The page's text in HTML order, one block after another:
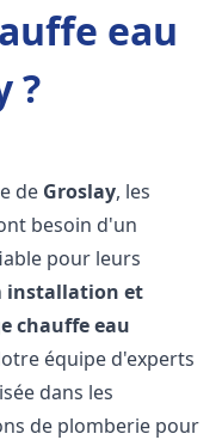
eau
?
de Groslay, les
besoin d'un
pour leurs
installation et
chauffe eau
équipe d'experts
dans les
de plomberie pour